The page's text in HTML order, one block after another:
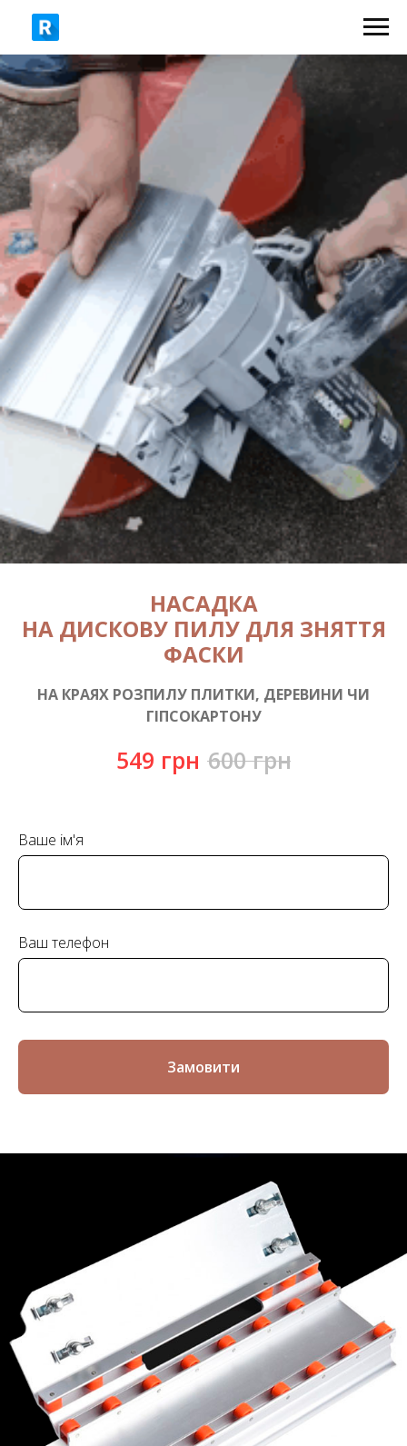
НАСАДКА
НА ДИСКОВУ ПИЛУДЛЯ ЗНЯТТЯ
ФАСКИ
НА КРАЯХ РОЗПИЛУ ПЛИТКИ, ДЕРЕВИНИ ЧИ
ГІПСОКАРТОНУ
549 грн 600 грн
Ваше ім'я
Ваш телефон
Замовити